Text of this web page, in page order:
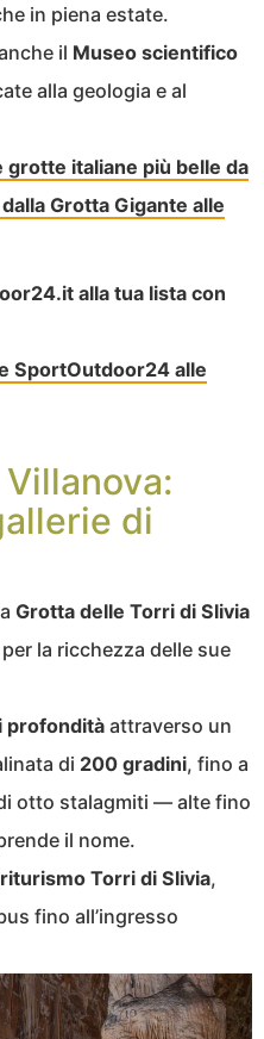
in piena estate.
il Museo scientifico
alla geologia e al
grotte italiane più belle da
Grotta Gigante alle
alla tua lista con
SportOutdoor24 alle
di
Grotta delle Torri di Slivia
la ricchezza delle sue
profonditàattraverso un
di 200 gradini, fino a
otto stalagmiti — alte fino
il nome.
Torri di Slivia,
fino all’ingresso